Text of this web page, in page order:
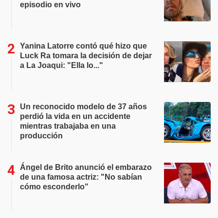
episodio en vivo
Yanina Latorre contó qué hizo que
Luck Ra tomara la decisión de dejar
a La Joaqui: "Ella lo..."
Un reconocido modelo de 37 años
perdió la vida en un accidente
mientras trabajaba en una
producción
Ángel de Brito anunció el embarazo
de una famosa actriz: "No sabían
cómo esconderlo"